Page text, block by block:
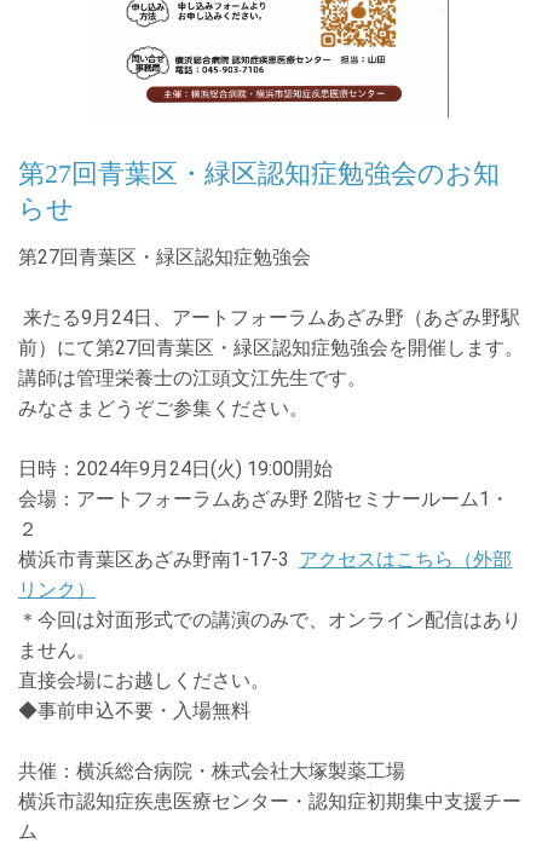
第27回青葉区・緑区認知症勉強会のお知
らせ
第27回青葉区・緑区認知症勉強会
来たる9 月24日、アートフォーラムあざみ野（あざみ野駅
前）にて第27回青葉区・緑区認知症勉強会を開催します。
講師は管理栄養士の江頭文江先生です。
みなさまどうぞご参集ください。
日時： 2024年9 月24日(火) 19:00開始
会場：アートフォーラムあざみ野 2階セミナールーム1 ・
２
横浜市青葉区あざみ野南1-17-3 アクセスはこちら（外部
リンク）
＊今回は対面形式での講演のみで、オンライン配信はあり
ません。
直接会場にお越しください。
◆事前申込不要・入場無料
共催：横浜総合病院・株式会社大塚製薬工場
横浜市認知症疾患医療センター・認知症初期集中支援チー
ム